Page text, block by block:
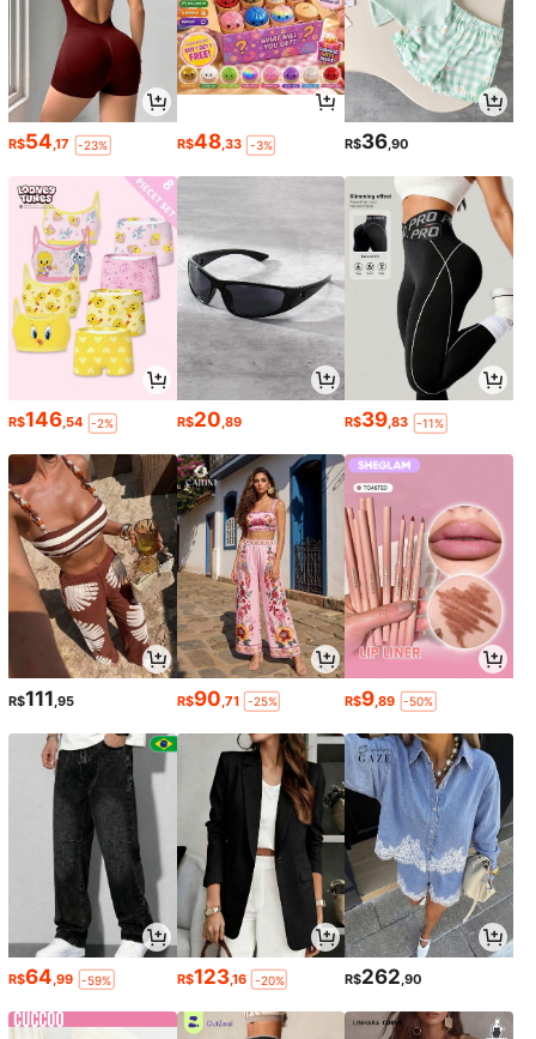
R$54,17 -23% R$48,33 -3% R$36,90
R$146,54 -2% R$20,89 R$39,83 -11%
R$111 ,95 R$90 ,71 -25% R$9 ,89 -50%
R$64 ,99 -59% R$123,16 -20% R$262 ,90